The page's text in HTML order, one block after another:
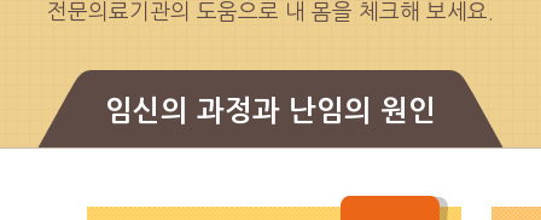
전문의료기관의 도움으로 내 몸을 체크해 보세요.
임신의 과정과 난임의 원인